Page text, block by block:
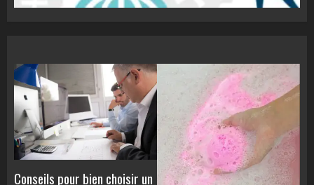
Conseils pour bien choisir un